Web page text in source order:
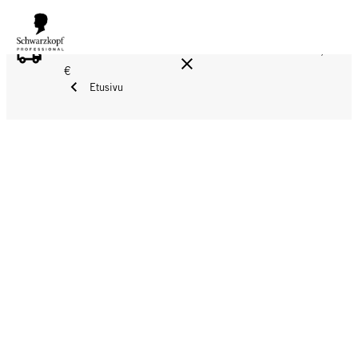
ILMAINEN TOIMITUS YLI 160 € TILAUKSIIN!
€
Etusivu